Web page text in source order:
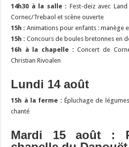
14h30 à la salle : Fest-deiz avec
Cornec/Trebaol et scène ouverte
15h :Animations pour enfants : manège
15h : Concours de boules bretonnes en
16h à la chapelle :Concert de
Christian Rivoalen
Lundi 14 août
15h à la ferme : Épluchage de
chanté
Mardi 15 août :